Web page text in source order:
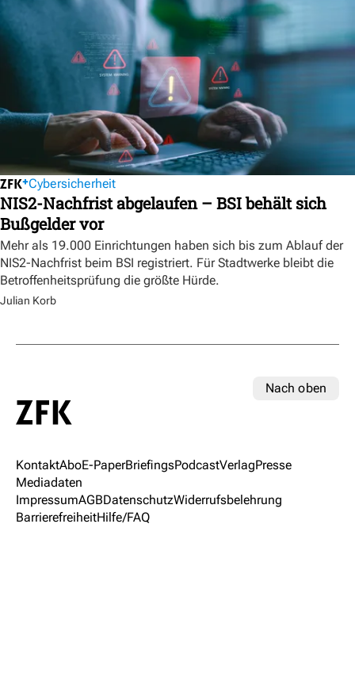
Cybersicherheit
NIS2-Nachfrist abgelaufen – BSI behält sich
Bußgelder vor
Mehr als 19.000 Einrichtungen haben sich bis zum Ablauf der
NIS2-Nachfrist beim BSI registriert. Für Stadtwerke bleibt die
Betroffenheitsprüfung die größte Hürde.
Julian Korb
Nach oben
KontaktAboE-PaperBriefingsPodcastVerlagPresse
Mediadaten
ImpressumAGBDatenschutzWiderrufsbelehrung
BarrierefreiheitHilfe/FAQ